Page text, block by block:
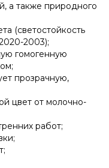
а также природного
(светостойкость
2003);
гомогенную
прозрачную,
цвет от молочно-
работ;